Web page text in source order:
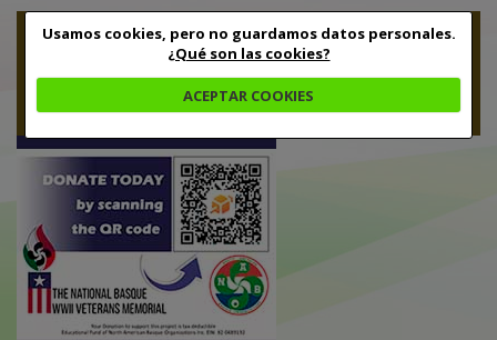
Usamos cookies, pero no guardamos datos personales.
¿Qué son las cookies?
ACEPTAR COOKIES